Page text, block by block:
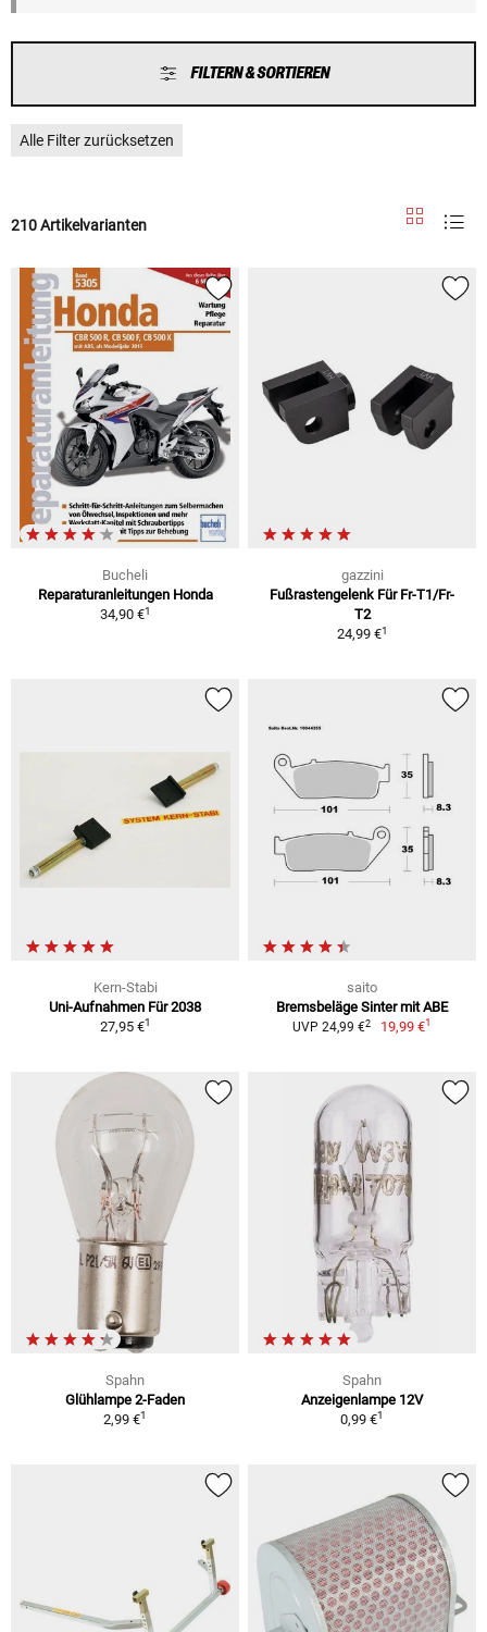
FILTERN & SORTIEREN
Alle Filter zurücksetzen
210 Artikelvarianten
Bucheli
Reparaturanleitungen Honda
34,90 €1
gazzini
Fußrastengelenk Für Fr-T1/Fr-
T2
24,99 €1
Kern-Stabi
Uni-Aufnahmen Für 2038
27,95 €1
saito
Bremsbeläge Sinter mit ABE
UVP 24,99 €2 19,99 €1
Spahn
Glühlampe 2-Faden
2,99 €1
Spahn
Anzeigenlampe 12V
0,99 €1